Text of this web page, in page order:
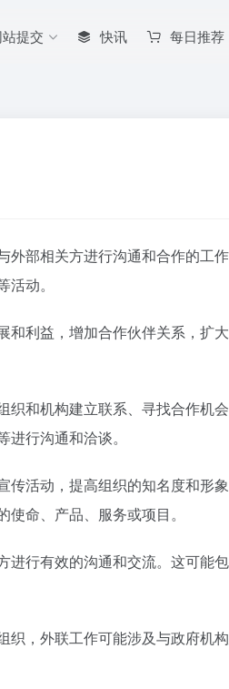
提交 快讯 每日推荐
外部相关方进行沟通和合作的工
动。
和利益，增加合作伙伴关系，扩
和机构建立联系、寻找合作机
行沟通和洽谈。
传活动，提高组织的知名度和形
命、产品、服务或项目。
进行有效的沟通和交流。这可能
织，外联工作可能涉及与政府机